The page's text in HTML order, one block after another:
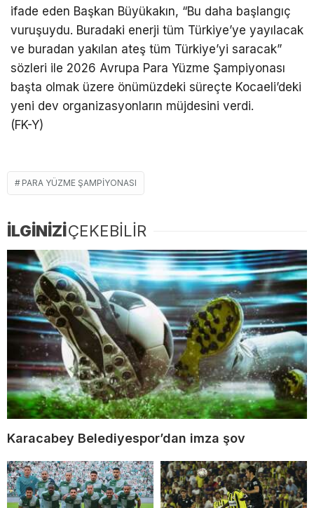
ifade eden Başkan Büyükakın, “Bu daha başlangıç
vuruşuydu. Buradaki enerji tüm Türkiye’ye yayılacak
ve buradan yakılan ateş tüm Türkiye’yi saracak”
sözleri ile 2026 Avrupa Para Yüzme Şampiyonası
başta olmak üzere önümüzdeki süreçte Kocaeli’deki
yeni dev organizasyonların müjdesini verdi.
(FK-Y)
PARA YÜZME ŞAMPIYONASI
İLGİNİZİÇEKEBİLİR
Karacabey Belediyespor’dan imza şov